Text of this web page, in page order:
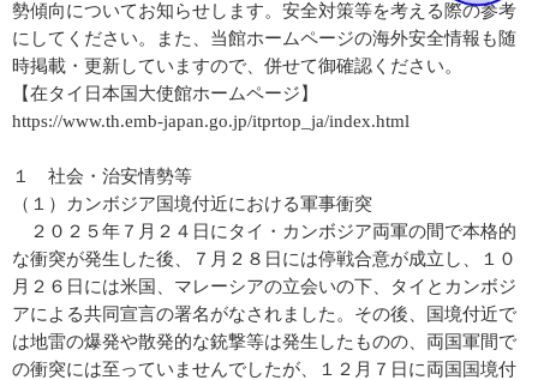
勢傾向についてお知らせします。安全対策等を考える際の参考
にしてください。また、当館ホームページの海外安全情報も随
時掲載・更新していますので、併せて御確認ください。
【在タイ日本国大使館ホームページ】
https://www.th.emb-japan.go.jp/itprtop_ja/index.html
１ 社会・治安情勢等
（１）カンボジア国境付近における軍事衝突
２０２５年７月２４日にタイ・カンボジア両軍の間で本格的
な衝突が発生した後、７月２８日には停戦合意が成立し、１０
月２６日には米国、マレーシアの立会いの下、タイとカンボジ
アによる共同宣言の署名がなされました。その後、国境付近で
は地雷の爆発や散発的な銃撃等は発生したものの、両国軍間で
の衝突には至っていませんでしたが、１２月７日に両国国境付